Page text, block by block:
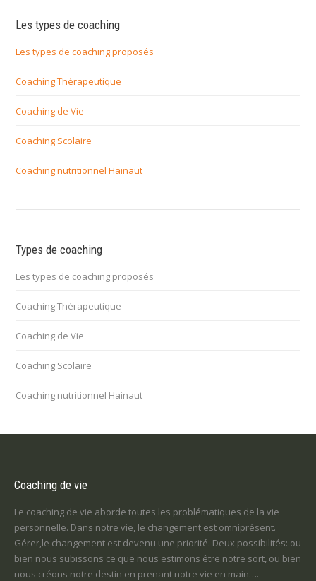
Les types de coaching
Les types de coaching proposés
Coaching Thérapeutique
Coaching de Vie
Coaching Scolaire
Coaching nutritionnel Hainaut
Types de coaching
Les types de coaching proposés
Coaching Thérapeutique
Coaching de Vie
Coaching Scolaire
Coaching nutritionnel Hainaut
Coaching de vie
Le coaching de vie aborde toutes les problématiques de la vie
personnelle. Dans notre vie, le changement est omniprésent.
Gérer,le changement est devenu une priorité. Deux possibilités: ou
bien nous subissons ce que nous estimons être notre sort, ou bien
nous créons notre destin en prenant notre vie en main….